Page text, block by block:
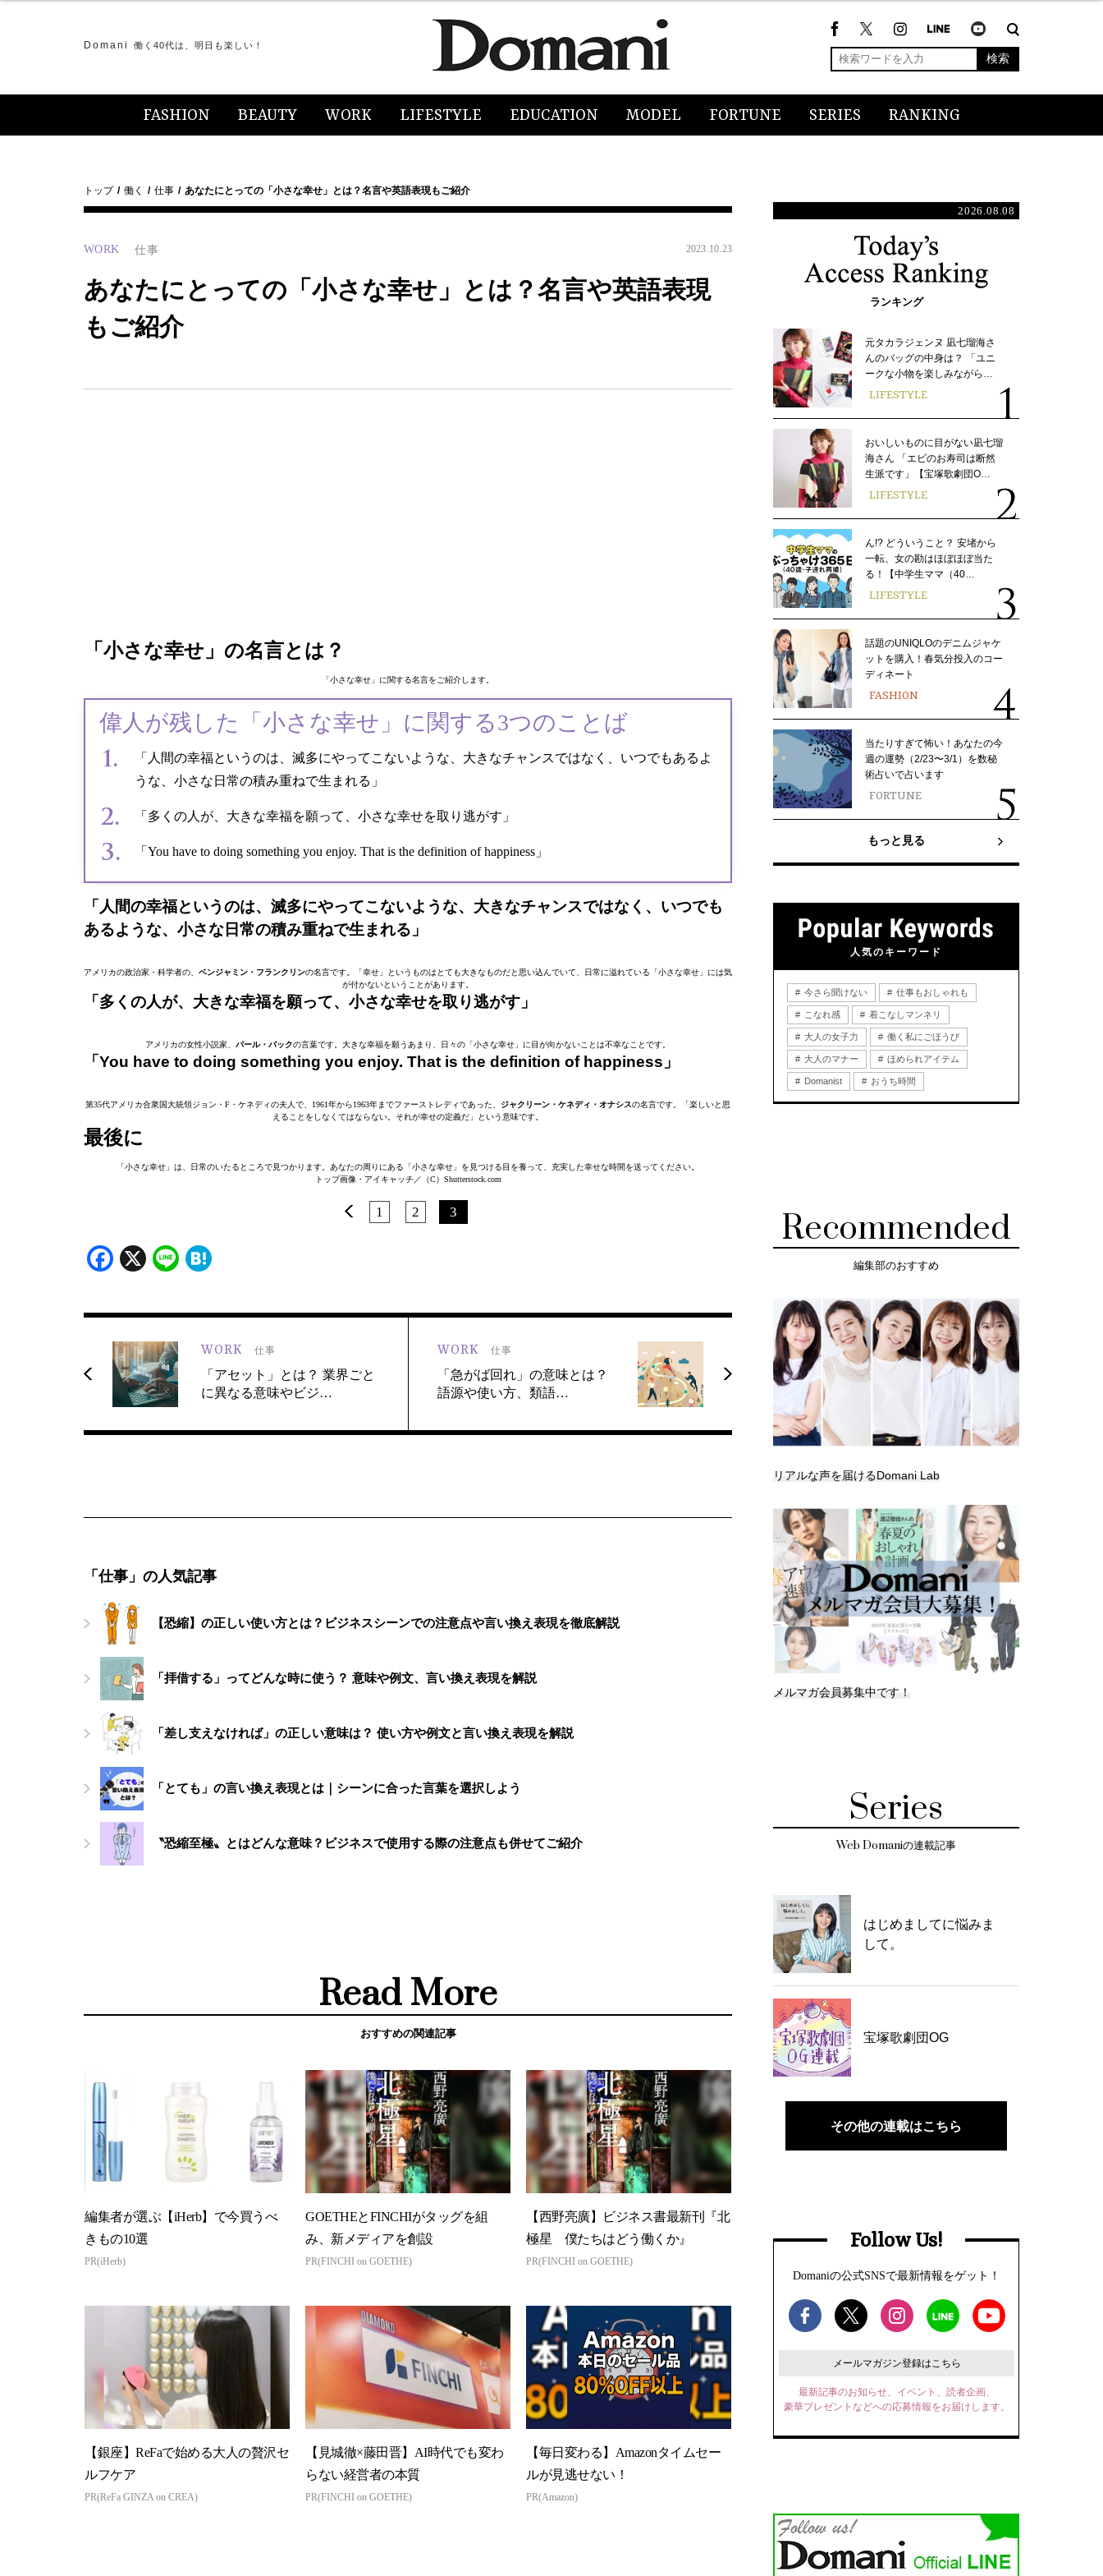
Domani 働く40代は、明日も楽しい！
検索
FASHION BEAUTY WORK LIFESTYLE EDUCATION MODEL FORTUNE SERIES RANKING
トップ 働く 仕事 あなたにとっての「小さな幸せ」とは？名言や英語表現もご紹介
WORK 仕事 2023.10.23
あなたにとっての「小さな幸せ」とは？名言や英語表現
もご紹介
「小さな幸せ」の名言とは？
「小さな幸せ」に関する名言をご紹介します。
偉人が残した「小さな幸せ」に関する3つのことば
「人間の幸福というのは、滅多にやってこないような、大きなチャンスではなく、いつでもあるよ
うな、小さな日常の積み重ねで生まれる」
「多くの人が、大きな幸福を願って、小さな幸せを取り逃がす」
「You have to doing something you enjoy. That is the definition of happiness」
「人間の幸福というのは、滅多にやってこないような、大きなチャンスではなく、いつでも
あるような、小さな日常の積み重ねで生まれる」
アメリカの政治家・科学者の、 ベンジャミン・フランクリンの名言です。「幸せ」というものはとても大きなものだと思い込んでいて、日常に溢れている「小さな幸せ」には気
が付かないということがあります。
「多くの人が、大きな幸福を願って、小さな幸せを取り逃がす」
アメリカの女性小説家、 パール・バックの言葉です。大きな幸福を願うあまり、日々の「小さな幸せ」に目が向かないことは不幸なことです。
「You have to doing something you enjoy. That is the definition of happiness」
第35代アメリカ合衆国大統領ジョン・F・ケネディの夫人で、1961年から1963年までファーストレディであった、 ジャクリーン・ケネディ・オナシスの名言です。「楽しいと思
えることをしなくてはならない。それが幸せの定義だ」という意味です。
最後に
「小さな幸せ」は、日常のいたるところで見つかります。あなたの周りにある「小さな幸せ」を見つける目を養って、充実した幸せな時間を送ってください。
トップ画像・アイキャッチ／（C）Shutterstock.com
1 2 3
Facebook
X Line
WORK 仕事
「アセット」とは？ 業界ごと
に異なる意味やビジ…
WORK 仕事
「急がば回れ」の意味とは？
語源や使い方、類語…
「仕事」の人気記事
【恐縮】の正しい使い方とは？ビジネスシーンでの注意点や言い換え表現を徹底解説
「拝借する」ってどんな時に使う？ 意味や例文、言い換え表現を解説
「差し支えなければ」の正しい意味は？ 使い方や例文と言い換え表現を解説
「とても」の言い換え表現とは｜シーンに合った言葉を選択しよう
〝恐縮至極〟とはどんな意味？ビジネスで使用する際の注意点も併せてご紹介
Read More
おすすめの関連記事
編集者が選ぶ【iHerb】で今買うべ
きもの10選
PR(iHerb)
GOETHEとFINCHIがタッグを組
み、新メディアを創設
PR(FINCHI on GOETHE)
【西野亮廣】ビジネス書最新刊『北
極星 僕たちはどう働くか』
PR(FINCHI on GOETHE)
【銀座】ReFaで始める大人の贅沢セ
ルフケア
PR(ReFa GINZA on CREA)
【見城徹×藤田晋】AI時代でも変わ
らない経営者の本質
PR(FINCHI on GOETHE)
【毎日変わる】Amazonタイムセー
ルが見逃せない！
PR(Amazon)
2026.08.08
ランキング
元タカラジェンヌ 凪七瑠海さ
んのバッグの中身は？ 「ユニ
ークな小物を楽しみながら…
LIFESTYLE
おいしいものに目がない凪七瑠
海さん 「エビのお寿司は断然
生派です」【宝塚歌劇団O…
LIFESTYLE
ん!? どういうこと？ 安堵から
一転、女の勘はほぼほぼ当た
る！【中学生ママ（40…
LIFESTYLE
話題のUNIQLOのデニムジャケ
ットを購入！春気分投入のコー
ディネート
FASHION
当たりすぎて怖い！あなたの今
週の運勢（2/23〜3/1）を数秘
術占いで占います
FORTUNE
もっと見る
人気のキーワード
今さら聞けない 仕事もおしゃれも
こなれ感 着こなしマンネリ
大人の女子力 働く私にごほうび
大人のマナー ほめられアイテム
Domanist おうち時間
Recommended
編集部のおすすめ
リアルな声を届けるDomani Lab
メルマガ会員募集中です！
Series
Web Domaniの連載記事
はじめましてに悩みま
して。
宝塚歌劇団OG
その他の連載はこちら
Follow Us!
Domaniの公式SNSで最新情報をゲット！
メールマガジン登録はこちら
最新記事のお知らせ、イベント、読者企画、
豪華プレゼントなどへの応募情報をお届けします。